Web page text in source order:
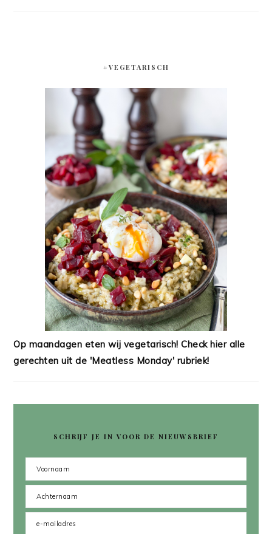
#VEGETARISCH
Op maandagen eten wij vegetarisch! Check hier alle
gerechten uit de 'Meatless Monday' rubriek!
SCHRIJF JE IN VOOR DE NIEUWSBRIEF